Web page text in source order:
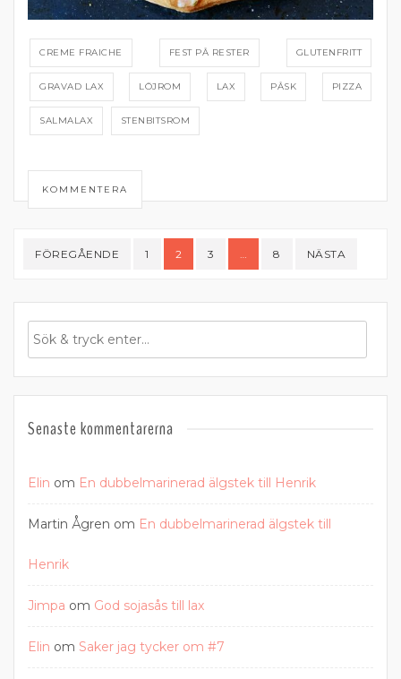
CREME FRAICHE FEST PÅ RESTER GLUTENFRITT
GRAVAD LAX LÖJROM LAX PÅSK PIZZA
SALMALAX STENBITSROM
KOMMENTERA
förFÖREGÅENDE 1 2 3 … 8 NÄSTA
Senaste kommentarerna
Elin om En dubbelmarinerad älgstek till Henrik
Martin Ågren om En dubbelmarinerad älgstek till
Henrik
Jimpa om God sojasås till lax
Elin om Saker jag tycker om #7